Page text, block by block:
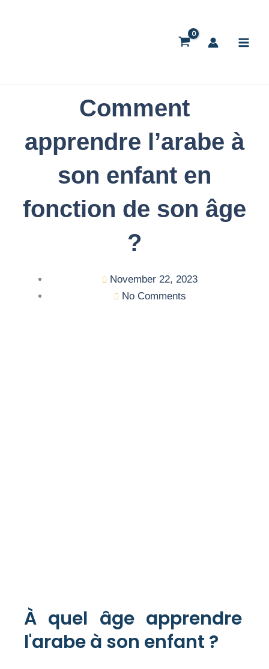
Comment
apprendre l’arabe à
son enfant en
fonction de son âge
?
November 22, 2023
No Comments
À quel âge apprendre
l'arabe à son enfant ?